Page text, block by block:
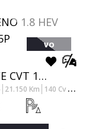
VO
TODOTERRENO 1.8 HEV ADVANCE CVT 140 5P
21.150 Km 140 Cv